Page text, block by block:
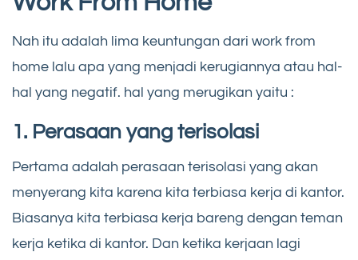
Nah itu adalah lima keuntungan dari work from
home lalu apa yang menjadi kerugiannya atau hal-
hal yang negatif. hal yang merugikan yaitu :
1. Perasaan yang terisolasi
Pertama adalah perasaan terisolasi yang akan
menyerang kita karena kita terbiasa kerja di kantor.
Biasanya kita terbiasa kerja bareng dengan teman
kerja ketika di kantor. Dan ketika kerjaan lagi